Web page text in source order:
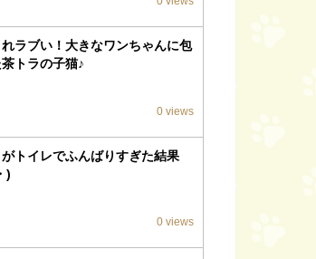
ラブい！大きなワンちゃんに包
茶トラの子猫♪
0 views
トイレでふんばりすぎた結果
)
0 views